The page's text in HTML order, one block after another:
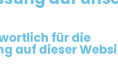
für die
auf dieser